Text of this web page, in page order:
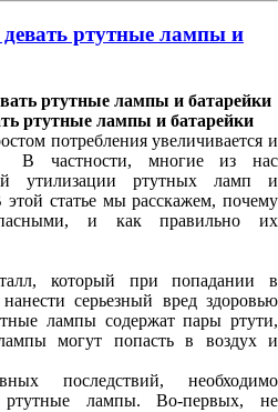
ртутные лампы и
ртутные лампы и батарейки
потребления увеличивается и
В частности, многие из нас
утилизации ртутных ламп и
этой статье мы расскажем, почему
и как правильно их
который при попадании в
серьезный вред здоровью
лампы содержат пары ртути,
могут попасть в воздух и
последствий, необходимо
ртутные лампы. Во-первых, не